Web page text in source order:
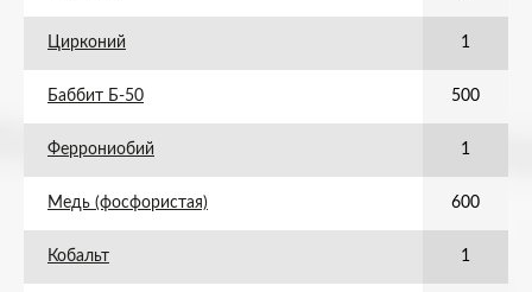
Цирконий 1
Баббит Б-50 500
Феррониобий 1
Медь (фосфористая) 600
Кобальт 1